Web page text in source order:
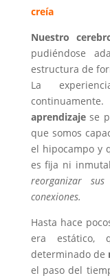
creía
Nuestro
pudiéndose
estructura de
La
aprendizajese
que somos
el hipocampo y
es fija ni
reorganizar
conexiones.
Hasta hace
era estático,
determinado de
el paso del